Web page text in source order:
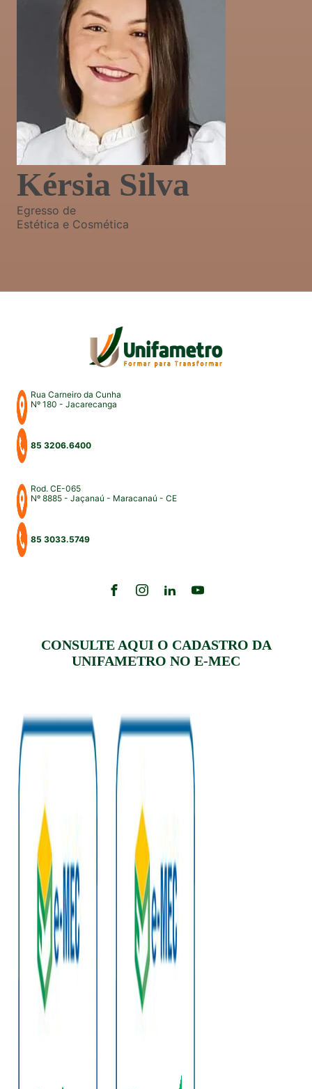
Kérsia Silva
Egresso de
Estética e Cosmética
Rua Carneiro da Cunha
Nº 180 - Jacarecanga
85 3206.6400
Rod. CE-065
Nº 8885 - Jaçanaú - Maracanaú - CE
85 3033.5749
CONSULTE AQUI O CADASTRO DA
UNIFAMETRO NO E-MEC